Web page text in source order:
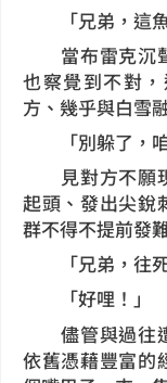
「兄弟，這魚
當布雷克沉聲
也察覺到不對
方、幾乎與白雪
「別躲了，咱
見對方不願現
起頭、發出尖銳
群不得不提前發
「兄弟，往死
「好哩！」
儘管與過往遭
依舊憑藉豐富的